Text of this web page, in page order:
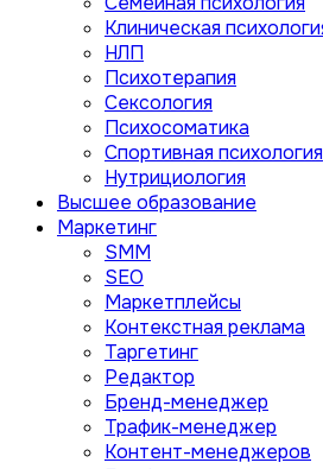
Клиническая
НЛП
Психотерапия
Сексология
Психосоматика
Спортивная психология
Нутрициология
Высшее образование
Маркетинг
SMM
SEO
Маркетплейсы
Контекстная реклама
Таргетинг
Редактор
Бренд-менеджер
Трафик-менеджер
Контент-менеджеров